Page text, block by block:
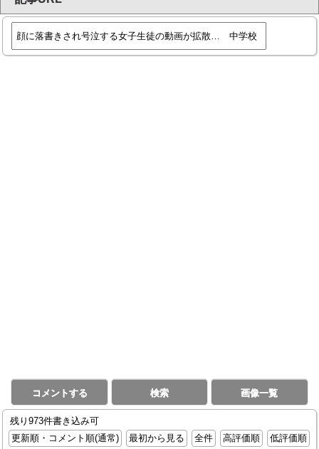
コメントする 検索 画像一覧
残り973件書き込み可
更新順・コメント順(通常)
最初から見る 全件 高評価順 低評価順